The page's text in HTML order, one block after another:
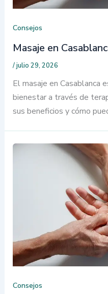
Consejos
Masaje en
/julio 29, 2026
El masaje en Casablanca
bienestar a través de
sus beneficios y cómo
Consejos